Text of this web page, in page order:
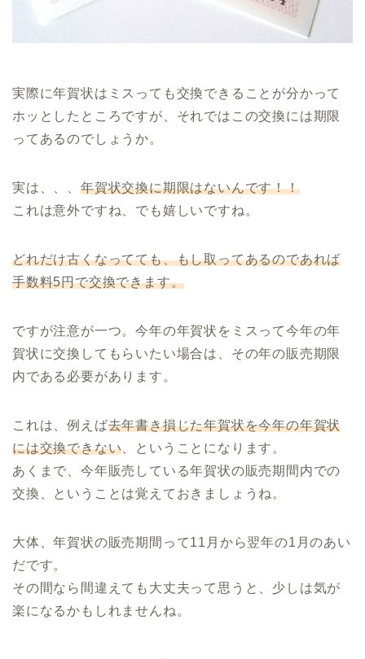
実際に年賀状はミスっても交換できることが分かって
ホッとしたところですが、それではこの交換には期限
ってあるのでしょうか。
実は、、、 年賀状交換に期限はないんです！！
これは意外ですね、でも嬉しいですね。
どれだけ古くなってても、もし取ってあるのであれば
手数料5円で交換できます。
ですが注意が一つ。今年の年賀状をミスって今年の年
賀状に交換してもらいたい場合は、その年の販売期限
内である必要があります。
これは、例えば去年書き損じた年賀状を今年の年賀状
には交換できない 、ということになります。
あくまで、今年販売している年賀状の販売期間内での
交換、ということは覚えておきましょうね。
大体、年賀状の販売期間って11月から翌年の1月のあい
だです。
その間なら間違えても大丈夫って思うと、少しは気が
楽になるかもしれませんね。